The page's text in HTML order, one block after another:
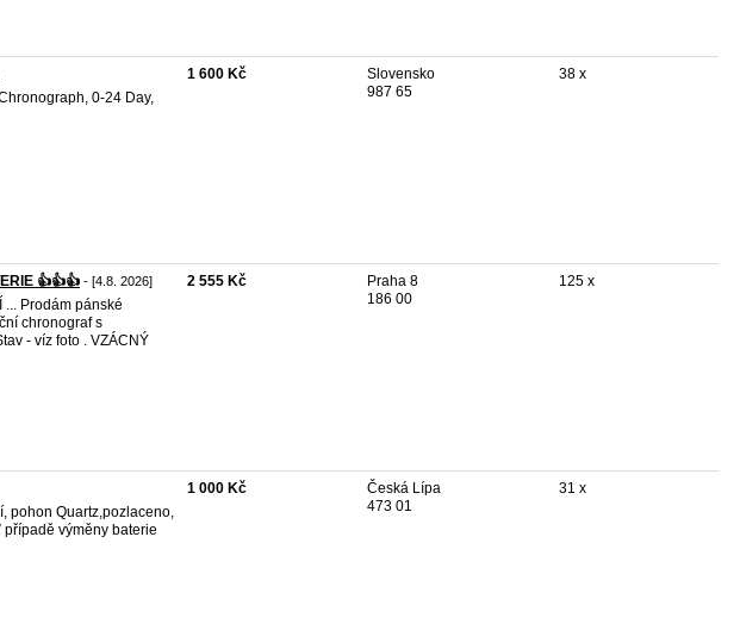
0-24 Day,
1 600 Kč
Slovensko
987 65
38 x
👍👍👍 - [4.8. 2026]
... Prodám pánské
chronograf s
- víz foto . VZÁCNÝ
2 555 Kč
Praha 8
186 00
125 x
pohon Quartz,pozlaceno,
výměny baterie
1 000 Kč
Česká Lípa
473 01
31 x